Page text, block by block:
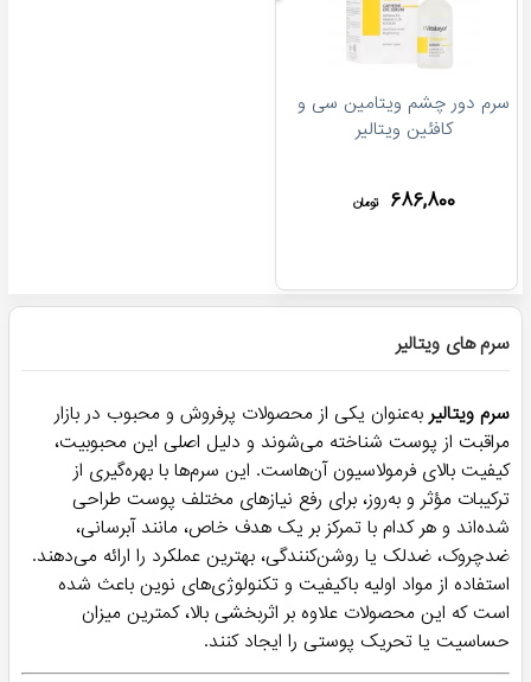
سرم دور چشم ویتامین سی و
کافئین ویتالیر
۶۸۶,۸۰۰ تومان
سرم های ویتالیر
سرم‌ ویتالیر به‌عنوان یکی از محصولات پرفروش و محبوب در بازار
مراقبت از پوست شناخته می‌شوند و دلیل اصلی این محبوبیت،
کیفیت بالای فرمولاسیون آن‌هاست. این سرم‌ها با بهره‌گیری از
ترکیبات مؤثر و به‌روز، برای رفع نیازهای مختلف پوست طراحی
شده‌اند و هر کدام با تمرکز بر یک هدف خاص، مانند آبرسانی،
ضدچروک، ضدلک یا روشن‌کنندگی، بهترین عملکرد را ارائه می‌دهند.
استفاده از مواد اولیه باکیفیت و تکنولوژی‌های نوین باعث شده
است که این محصولات علاوه بر اثربخشی بالا، کمترین میزان
حساسیت یا تحریک پوستی را ایجاد کنند.